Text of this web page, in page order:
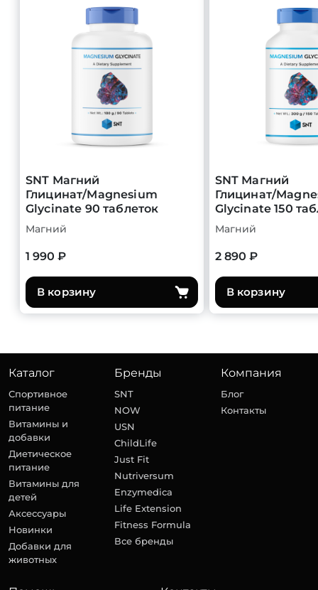
SNT Магний
Глицинат/Magnesium
Glycinate 90 таблеток
Магний
1 990 ₽
В корзину
SNT Магний
Глицинат/
Glycinate 150
Магний
2 890 ₽
В корзину
Каталог
Спортивное
питание
Витамины и
добавки
Диетическое
питание
Витамины для
детей
Аксессуары
Новинки
Добавки для
животных
Бренды
SNT
NOW
USN
ChildLife
Just Fit
Nutriversum
Enzymedica
Life Extension
Fitness Formula
Все бренды
Компания
Блог
Контакты